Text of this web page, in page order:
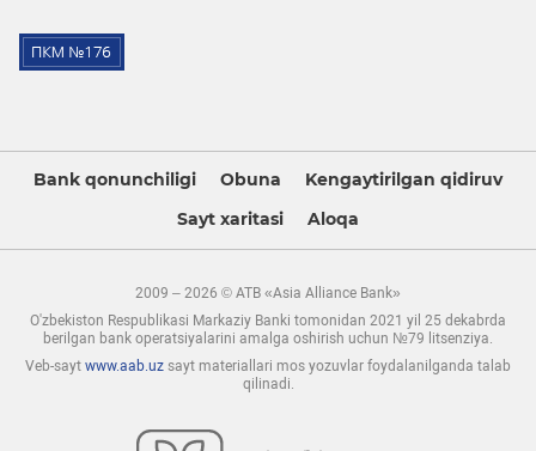
Bank qonunchiligi Obuna
Kengaytirilgan qidiruv
Sayt xaritasi
Aloqa
2009 – 2026 © ATB «Asia Alliance Bank»
O'zbekiston Respublikasi Markaziy Banki tomonidan 2021 yil 25 dekabrda
berilgan bank operatsiyalarini amalga oshirish uchun №79 litsenziya.
Veb-sayt www.aab.uz sayt materiallari mos yozuvlar foydalanilganda talab
qilinadi.